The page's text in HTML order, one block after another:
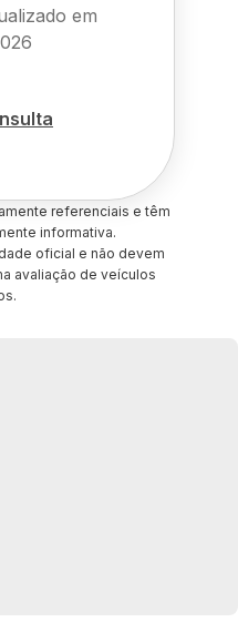
em
referenciais e têm
informativa.
oficial e não devem
avaliação de veículos